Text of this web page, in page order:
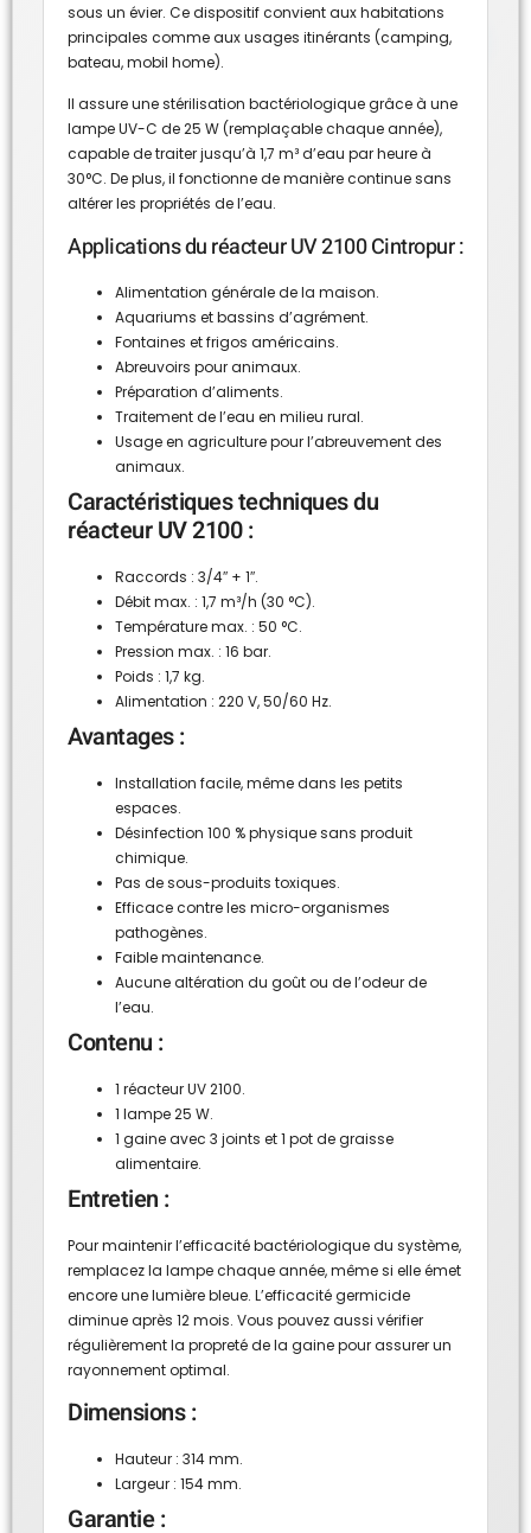
sous un évier. Ce dispositif convient aux habitations
principales comme aux usages itinérants (camping,
bateau, mobil home).
Il assure une stérilisation bactériologique grâce à une
lampe UV-C de 25 W (remplaçable chaque année),
capable de traiter jusqu’à 1,7 m³ d’eau par heure à
30°C. De plus, il fonctionne de manière continue sans
altérer les propriétés de l’eau.
Applications du réacteur UV 2100 Cintropur :
Alimentation générale de la maison.
Aquariums et bassins d’agrément.
Fontaines et frigos américains.
Abreuvoirs pour animaux.
Préparation d’aliments.
Traitement de l’eau en milieu rural.
Usage en agriculture pour l’abreuvement des
animaux.
Caractéristiques techniques du
réacteur UV 2100 :
Raccords : 3/4″ + 1″.
Débit max. : 1,7 m³/h (30 °C).
Température max. : 50 °C.
Pression max. : 16 bar.
Poids : 1,7 kg.
Alimentation : 220 V, 50/60 Hz.
Avantages :
Installation facile, même dans les petits
espaces.
Désinfection 100 % physique sans produit
chimique.
Pas de sous-produits toxiques.
Efficace contre les micro-organismes
pathogènes.
Faible maintenance.
Aucune altération du goût ou de l’odeur de
l’eau.
Contenu :
1 réacteur UV 2100.
1 lampe 25 W.
1 gaine avec 3 joints et 1 pot de graisse
alimentaire.
Entretien :
Pour maintenir l’efficacité bactériologique du système,
remplacez la lampe chaque année, même si elle émet
encore une lumière bleue. L’efficacité germicide
diminue après 12 mois. Vous pouvez aussi vérifier
régulièrement la propreté de la gaine pour assurer un
rayonnement optimal.
Dimensions :
Hauteur : 314 mm.
Largeur : 154 mm.
Garantie :